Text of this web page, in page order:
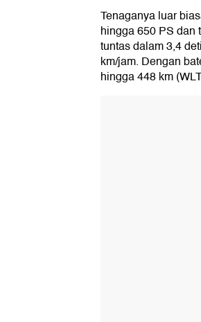
Tenaganya luar
hingga 650 PS dan
tuntas dalam 3,4
km/jam. Dengan
hingga 448 km